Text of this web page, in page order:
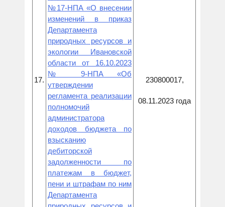
17.
№17-НПА «О внесении
изменений в приказ
Департамента
природных ресурсов и
экологии Ивановской
области от 16.10.2023
№ 9-НПА «Об
утверждении
регламента реализации
полномочий
администратора
доходов бюджета по
взысканию
дебиторской
задолженности по
платежам в бюджет,
пени и штрафам по ним
Департамента
230800017,
08.11.2023 года